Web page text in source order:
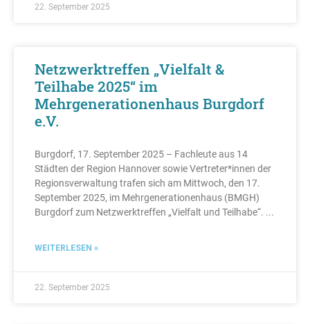
22. September 2025
Netzwerktreffen „Vielfalt &
Teilhabe 2025“ im
Mehrgenerationenhaus Burgdorf
e.V.
Burgdorf, 17. September 2025 – Fachleute aus 14
Städten der Region Hannover sowie Vertreter*innen der
Regionsverwaltung trafen sich am Mittwoch, den 17.
September 2025, im Mehrgenerationenhaus (BMGH)
Burgdorf zum Netzwerktreffen „Vielfalt und Teilhabe“.
WEITERLESEN »
22. September 2025